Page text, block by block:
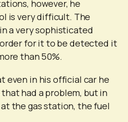
however, he
is very difficult. The
a very sophisticated
for it to be detected it
than 50%.
even in his official car he
had a problem, but in
the gas station, the fuel